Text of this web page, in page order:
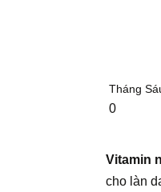
Tháng
0
Vitamin
cho làn